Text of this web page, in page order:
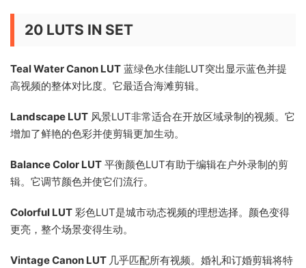
20 LUTS IN SET
Teal Water Canon LUT 蓝绿色水佳能LUT突出显示蓝色并提
高视频的整体对比度。它最适合海滩剪辑。
Landscape LUT 风景LUT非常适合在开放区域录制的视频。它
增加了鲜艳的色彩并使剪辑更加生动。
Balance Color LUT 平衡颜色LUT有助于编辑在户外录制的剪
辑。它调节颜色并使它们流行。
Colorful LUT 彩色LUT是城市动态视频的理想选择。颜色变得
更亮，整个场景变得生动。
Vintage Canon LUT 几乎匹配所有视频。婚礼和订婚剪辑将特